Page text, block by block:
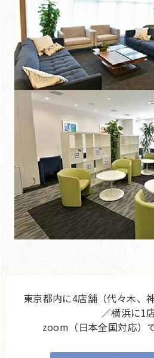
東京都内に4店舗（代々木、
／横浜に1
zoom（日本全国対応）